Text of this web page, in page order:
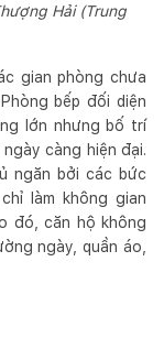
Hải (Trung
gian phòng chưa
bếp đối diện
lớn nhưng bố trí
càng hiện đại.
ngăn bởi các bức
làm không gian
đó, căn hộ không
ngày, quần áo,